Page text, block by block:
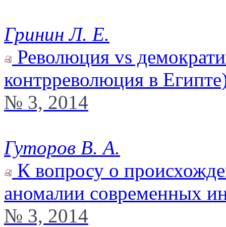
Гринин Л. Е.
Революция vs
контрреволюция в
№ 3, 2014
Гуторов В. А.
К вопросу о
аномалии современных
№ 3, 2014